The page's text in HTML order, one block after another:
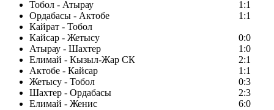
Тобол - Атырау
1:1
Ордабасы - Актобе
1:1
Кайрат - Тобол
Кайсар - Жетысу
0:0
Атырау - Шахтер
1:0
Елимай - Кызыл-Жар СК
2:1
Актобе - Кайсар
1:1
Жетысу - Тобол
0:3
Шахтер - Ордабасы
2:3
Елимай - Женис
6:0